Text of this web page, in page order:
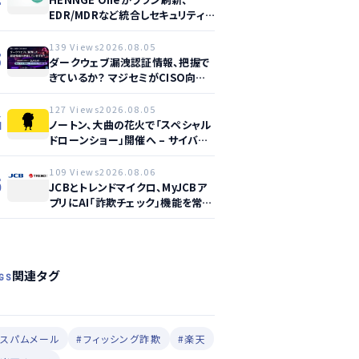
EDR/MDRなど統合しセキュリティ
強化へ
139 Views2026.08.05
ダークウェブ漏洩認証情報、把握で
きているか？ マジセミがCISO向け
ウェビナー開催へ
127 Views2026.08.05
ノートン、大曲の花火で「スペシャル
ドローンショー」開催へ – サイバー
セーフティ啓発
109 Views2026.08.06
JCBとトレンドマイクロ、MyJCBア
プリにAI「詐欺チェック」機能を常設
し不正対策を強化
関連タグ
パムメール #フィッシング詐欺
#楽天